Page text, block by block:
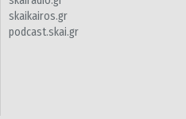
skaikairos.gr
podcast.skai.gr